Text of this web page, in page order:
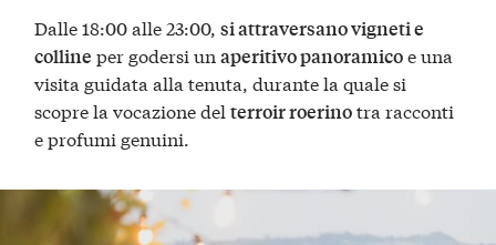
Dalle 18:00 alle 23:00,si attraversano vigneti e
colline per godersi unaperitivo panoramicoe una
visita guidata alla tenuta, durante la quale si
scopre la vocazione delterroir roerinotra racconti
e profumi genuini.